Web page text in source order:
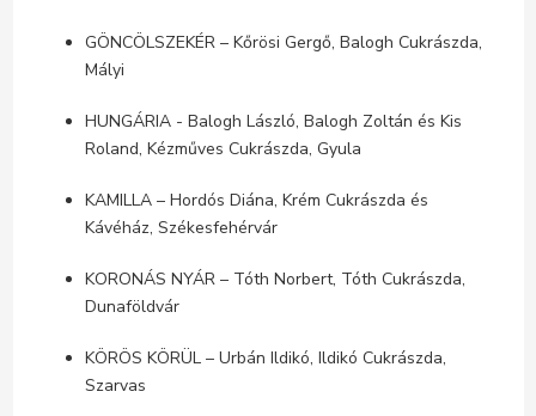
GÖNCÖLSZEKÉR – Kőrösi Gergő, Balogh Cukrászda,
Mályi
HUNGÁRIA - Balogh László, Balogh Zoltán és Kis
Roland, Kézműves Cukrászda, Gyula
KAMILLA – Hordós Diána, Krém Cukrászda és
Kávéház, Székesfehérvár
KORONÁS NYÁR – Tóth Norbert, Tóth Cukrászda,
Dunaföldvár
KÖRÖS KÖRÜL – Urbán Ildikó, Ildikó Cukrászda,
Szarvas